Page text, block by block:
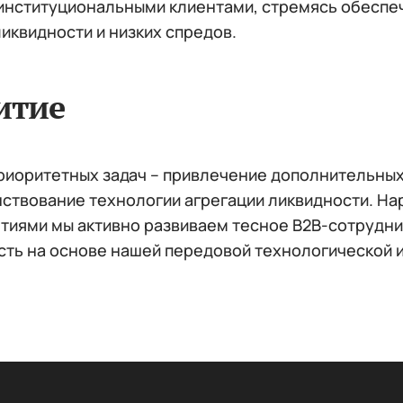
клиентами, стремясь
и низких спредов.
задач – привлечение
технологии агрегации ликвидности.
мы активно развиваем тесное B2B-
на основе нашей передовой технологической